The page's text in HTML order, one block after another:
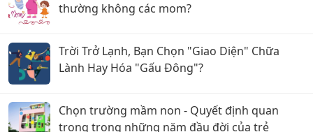
thường không các mom?
Trời Trở Lạnh, Bạn Chọn "Giao Diện" Chữa
Lành Hay Hóa "Gấu Đông"?
Chọn trường mầm non - Quyết định quan
trọng trong những năm đầu đời của trẻ